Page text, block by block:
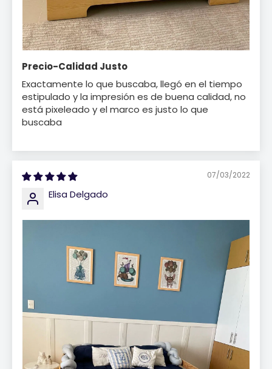
Precio-Calidad Justo
Exactamente lo que buscaba, llegó en el tiempo
estipulado y la impresión es de buena calidad, no
está pixeleado y el marco es justo lo que
buscaba
07/03/2022
Elisa Delgado